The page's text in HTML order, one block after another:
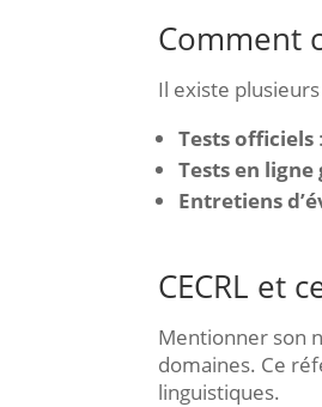
Comment
Il existe
Tests officiels
Tests en
Entretiens
CECRL et
Mentionner son
domaines. Ce
linguistiques.